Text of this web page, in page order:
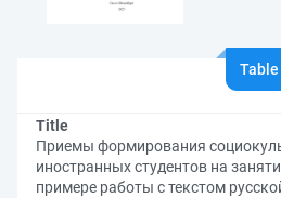
Table
Title
Приемы формирования
иностранных студентов на
примере работы с текстом